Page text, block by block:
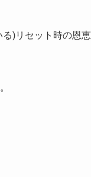
)リセット時の恩